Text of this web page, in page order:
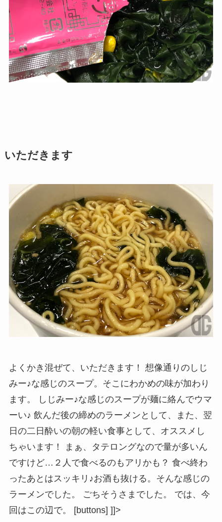
いただきます
よくかき混ぜて、いただきます！ 想像通りのしじ
みー♪な感じのスープ。そこにわかめの味が加わり
ます。 しじみー♪な感じのスープが麺に絡んでウマ
ーい♪ 飲んだ後の締めのラーメンとして、また、翌
日の二日酔いの朝の軽い食事として、オススメし
ちゃいます！ まぁ、タテロングなので量が多いん
ですけど…２人で食べるのもアリかも？ 食べ終わ
ったあとはスッキリ♪お酒も抜ける。そんな感じの
ラーメンでした。 ごちそうさまでした。 では、今
回はこの辺で。 [buttons] ]]>